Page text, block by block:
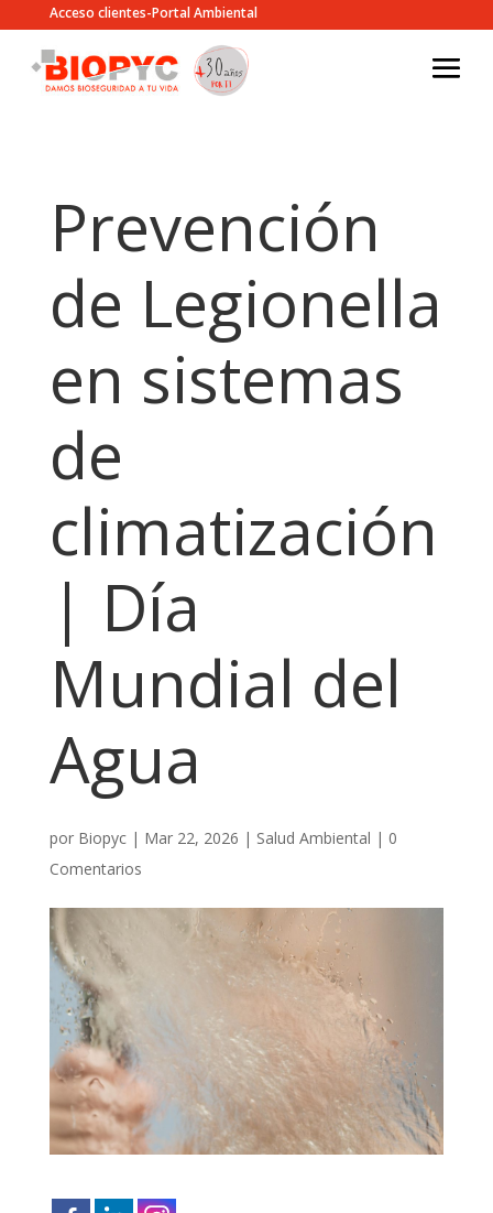
Acceso clientes-Portal Ambiental
Prevención
de Legionella
en sistemas
de
climatización
| Día
Mundial del
Agua
por Biopyc| Mar 22, 2026 | Salud Ambiental | 0
Comentarios